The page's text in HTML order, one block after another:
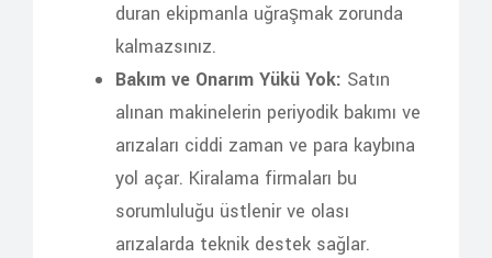
duran ekipmanla uğraşmak zorunda
kalmazsınız.
Bakım ve Onarım Yükü Yok: Satın
alınan makinelerin periyodik bakımı ve
arızaları ciddi zaman ve para kaybına
yol açar. Kiralama firmaları bu
sorumluluğu üstlenir ve olası
arızalarda teknik destek sağlar.